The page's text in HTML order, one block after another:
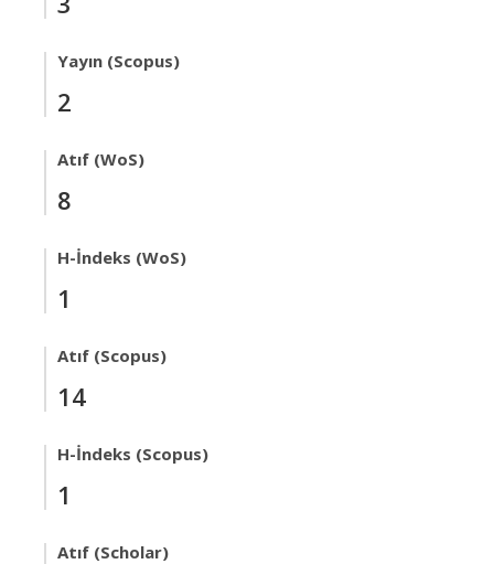
Yayın (Scopus)
2
Atıf (WoS)
8
H-İndeks (WoS)
1
Atıf (Scopus)
14
H-İndeks (Scopus)
1
Atıf (Scholar)